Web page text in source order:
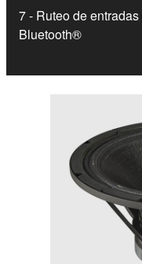
7 - Ruteo de
Bluetooth®